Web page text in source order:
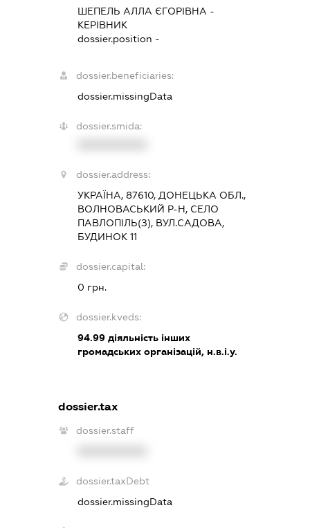
ШЕПЕЛЬ АЛЛА ЄГОРІВНА -
КЕРІВНИК
dossier.position -
dossier.beneficiaries:
dossier.missingData
dossier.smida:
dossier.address:
УКРАЇНА, 87610, ДОНЕЦЬКА ОБЛ.,
ВОЛНОВАСЬКИЙ Р-Н, СЕЛО
ПАВЛОПІЛЬ(З), ВУЛ.САДОВА,
БУДИНОК 11
dossier.capital:
0 грн.
dossier.kveds:
94.99 діяльність інших
громадських організацій, н.в.і.у.
dossier.tax
dossier.staff
dossier.taxDebt
dossier.missingData